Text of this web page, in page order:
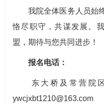
我院全体医务人员始终
恪尽职守，共谋发展。
盟，期待与您共同进步！
报名电话：
东大桥及常营院区
ywcjxbt1210@163.com